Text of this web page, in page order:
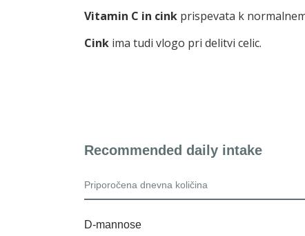
Vitamin C in cink prispevata k
Cink ima tudi vlogo pri delitvi celic.
Recommended daily intake
Priporočena dnevna količina
D-mannose